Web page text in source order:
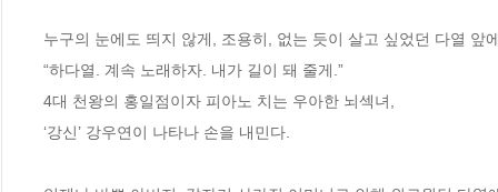
누구의 눈에도 띄지 않게, 조용히, 없는 듯이 살고 싶었던 다열 앞
“하다열. 계속 노래하자. 내가 길이 돼 줄게.”
4대 천왕의 홍일점이자 피아노 치는 우아한 뇌섹녀,
‘강신’ 강우연이 나타나 손을 내민다.